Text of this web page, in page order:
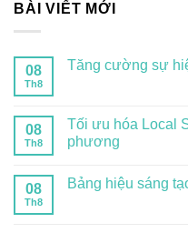
BÀI VIẾT MỚI
08
Th8
Tăng cường sự
08
Th8
Tối ưu hóa Local
phương
08
Th8
Bảng hiệu sáng